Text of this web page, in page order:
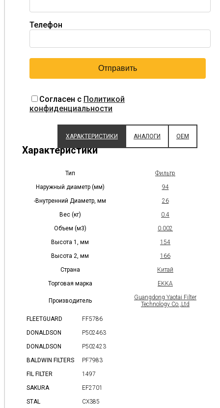
Телефон
Согласен с Политикой
конфиденциальности
ХАРАКТЕРИСТИКИ АНАЛОГИ OEM
Характеристики
Тип
Фильтр
Наружный диаметр (мм)
94
-Внутренний Диаметр, мм
26
Вес (кг)
0.4
Объем (м3)
0.002
Высота 1, мм
154
Высота 2, мм
166
Страна
Китай
Торговая марка
EKKA
Производитель
Guangdong Yaotai Filter
Technology Co.,Ltd
FLEETGUARD
FF5786
DONALDSON
P502463
DONALDSON
P502423
BALDWIN FILTERS
PF7983
FIL FILTER
1497
SAKURA
EF2701
STAL
CX385